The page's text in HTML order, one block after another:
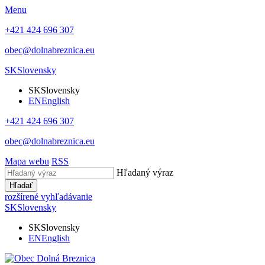
Menu
+421 424 696 307
obec@dolnabreznica.eu
SKSlovensky
SKSlovensky
ENEnglish
+421 424 696 307
obec@dolnabreznica.eu
Mapa webu RSS
Hľadaný výraz
Hľadať
rozšírené vyhľadávanie
SKSlovensky
SKSlovensky
ENEnglish